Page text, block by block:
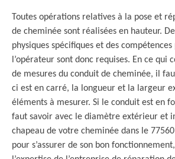
Toutes opérations relatives à la pose et
de cheminée sont réalisées en hauteur.
physiques spécifiques et des
l’opérateur sont donc requises. En ce qui
de mesures du conduit de cheminée, il
ci est en carré, la longueur et la largeur
éléments à mesurer. Si le conduit est en
faut savoir avec le diamètre extérieur et
chapeau de votre cheminée dans le
pour s’assurer de son bon